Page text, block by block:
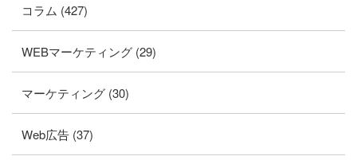
コラム (427)
WEBマーケティング (29)
マーケティング (30)
Web広告 (37)